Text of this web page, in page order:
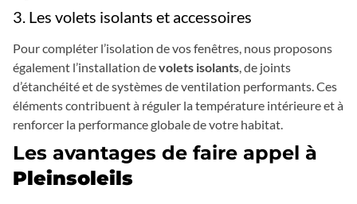
3. Les volets isolants et accessoires
Pour compléter l’isolation de vos fenêtres, nous proposons
également l’installation devolets isolants, de joints
d’étanchéité et de systèmes de ventilation performants. Ces
éléments contribuent à réguler la température intérieure et à
renforcer la performance globale de votre habitat.
Les avantages de faire appel à
Pleinsoleils